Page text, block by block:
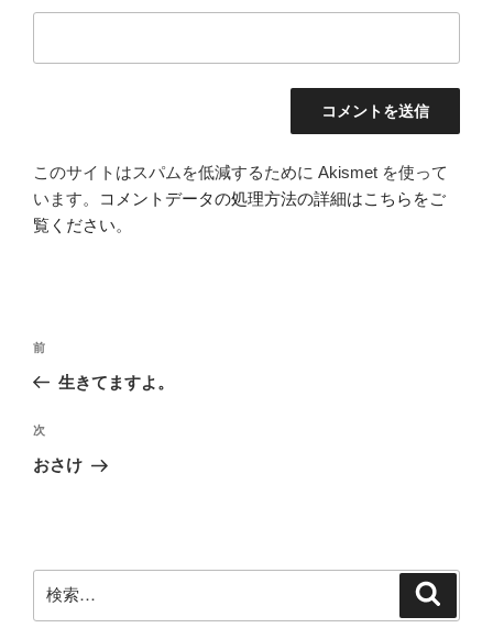
このサイトはスパムを低減するために Akismet を使って
います。
コメントデータの処理方法の詳細はこちらをご
覧ください。
投
ナ
ビ
ゲ
ン
前
の
稿
前
生きてますよ。
次
の
次
おさけ
索: